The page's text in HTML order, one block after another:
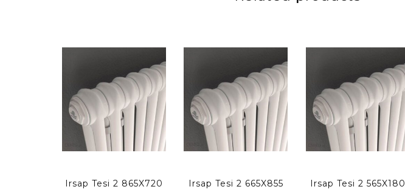
Irsap Tesi 2 865X720 Irsap Tesi 2 665X855 Irsap Tesi 2 565X180